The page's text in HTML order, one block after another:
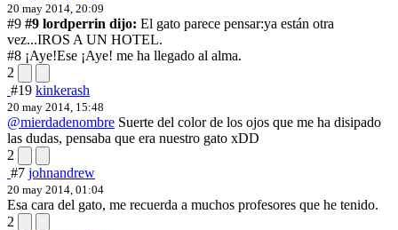
20 may 2014, 20:09
#9 #9 lordperrin dijo: El gato parece pensar:ya están otra
vez...IROS A UN HOTEL.
#8 ¡Aye!Ese ¡Aye! me ha llegado al alma.
2
#19 kinkerash
20 may 2014, 15:48
@mierdadenombre Suerte del color de los ojos que me ha disipado
las dudas, pensaba que era nuestro gato xDD
2
#7 johnandrew
20 may 2014, 01:04
Esa cara del gato, me recuerda a muchos profesores que he tenido.
2